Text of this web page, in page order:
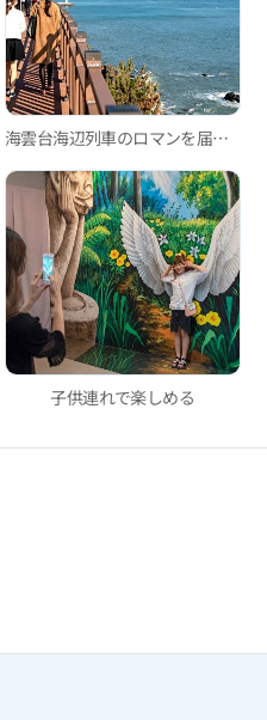
海雲台海辺列車のロマンを届ける釜山グリーンレールウェイ散策路
子供連れで楽しめる